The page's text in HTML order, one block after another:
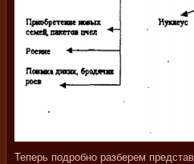
Теперь подробно разберем